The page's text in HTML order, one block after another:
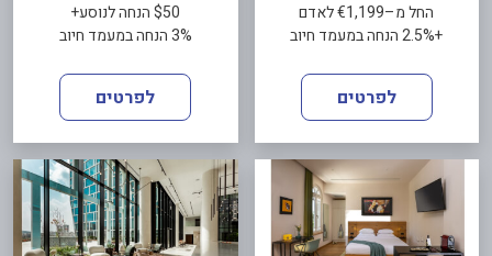
החל מ–€1,199 לאדם
+2.5% הנחה במעמד חיוב
לפרטים
$50 הנחה לנוסע+
3% הנחה במעמד חיוב
לפרטים